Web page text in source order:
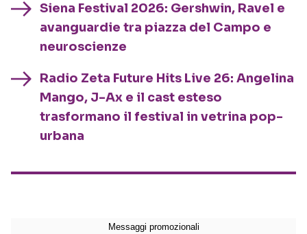
Siena Festival 2026: Gershwin, Ravel e
avanguardie tra piazza del Campo e
neuroscienze
Radio Zeta Future Hits Live 26: Angelina
Mango, J-Ax e il cast esteso
trasformano il festival in vetrina pop-
urbana